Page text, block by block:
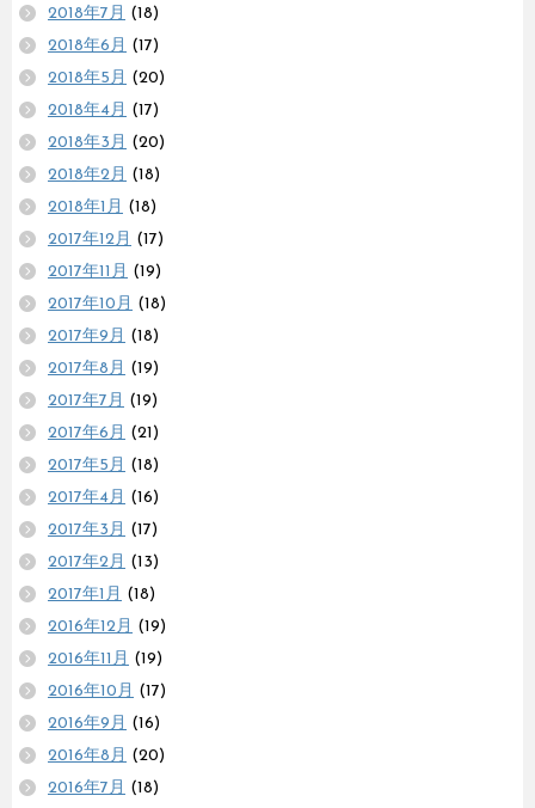
2018年7月 (18)
2018年6月 (17)
2018年5月 (20)
2018年4月 (17)
2018年3月 (20)
2018年2月 (18)
2018年1月 (18)
2017年12月 (17)
2017年11月 (19)
2017年10月 (18)
2017年9月 (18)
2017年8月 (19)
2017年7月 (19)
2017年6月 (21)
2017年5月 (18)
2017年4月 (16)
2017年3月 (17)
2017年2月 (13)
2017年1月 (18)
2016年12月 (19)
2016年11月 (19)
2016年10月 (17)
2016年9月 (16)
2016年8月 (20)
2016年7月 (18)